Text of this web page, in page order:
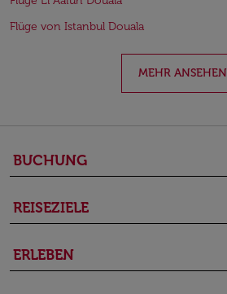
Flüge von Istanbul Douala
MEHR ANSEHEN
BUCHUNG
REISEZIELE
ERLEBEN